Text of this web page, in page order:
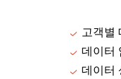
고객별
데이터
데이터